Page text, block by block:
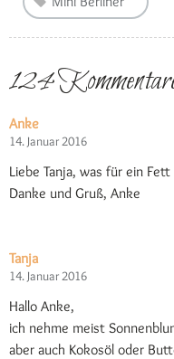
124
Anke
14. Januar 2016
Liebe Tanja, was für ein
Danke und Gruß, Anke
Tanja
14. Januar 2016
Hallo Anke,
ich nehme meist
aber auch Kokosöl oder